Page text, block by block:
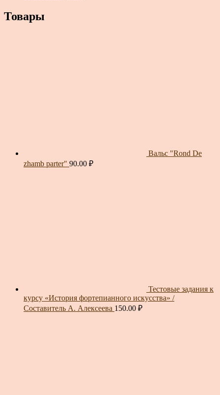
Товары
Вальс "Rond De
zhamb parter" 90.00 ₽
Тестовые задания к
курсу «История фортепианного искусства» /
Составитель А. Алексеева 150.00 ₽